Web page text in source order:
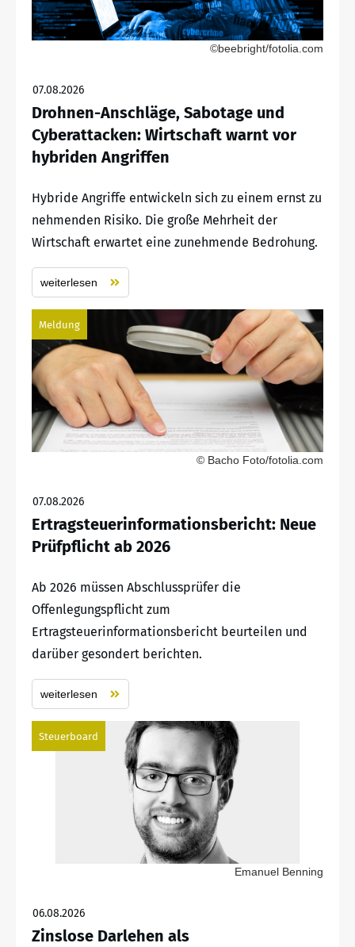
©beebright/fotolia.com
07.08.2026
Drohnen-Anschläge, Sabotage und
Cyberattacken: Wirtschaft warnt vor
hybriden Angriffen
Hybride Angriffe entwickeln sich zu einem ernst zu
nehmenden Risiko. Die große Mehrheit der
Wirtschaft erwartet eine zunehmende Bedrohung.
weiterlesen
Meldung
© Bacho Foto/fotolia.com
07.08.2026
Ertragsteuerinformationsbericht: Neue
Prüfpflicht ab 2026
Ab 2026 müssen Abschlussprüfer die
Offenlegungspflicht zum
Ertragsteuerinformationsbericht beurteilen und
darüber gesondert berichten.
weiterlesen
Steuerboard
Emanuel Benning
06.08.2026
Zinslose Darlehen als